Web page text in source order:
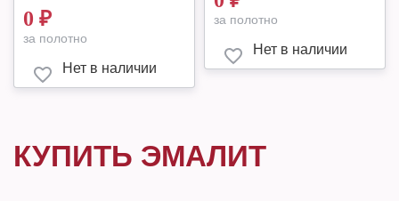
0 ₽
за полотно
Нет в наличии
за полотно
Нет в наличии
КУПИТЬ ЭМАЛИТ